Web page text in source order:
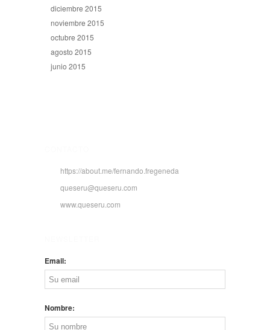
diciembre 2015
noviembre 2015
octubre 2015
agosto 2015
junio 2015
https://about.me/fernando.fregeneda
queseru@queseru.com
www.queseru.com
Email:
Nombre: